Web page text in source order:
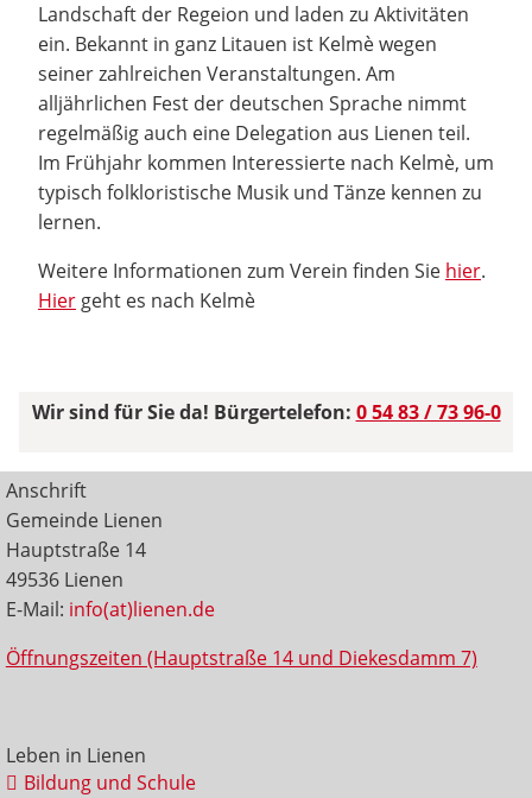
Landschaft der Regeion und laden zu Aktivitäten
ein. Bekannt in ganz Litauen ist Kelmè wegen
seiner zahlreichen Veranstaltungen. Am
alljährlichen Fest der deutschen Sprache nimmt
regelmäßig auch eine Delegation aus Lienen teil.
Im Frühjahr kommen Interessierte nach Kelmè, um
typisch folkloristische Musik und Tänze kennen zu
lernen.
Weitere Informationen zum Verein finden Sie hier.
Hier geht es nach Kelmè
Wir sind für Sie da! Bürgertelefon: 0 54 83 / 73 96-0
Anschrift
Gemeinde Lienen
Hauptstraße 14
49536 Lienen
E-Mail: info(at)lienen.de
Öffnungszeiten (Hauptstraße 14 und Diekesdamm 7)
Leben in Lienen
Bildung und Schule